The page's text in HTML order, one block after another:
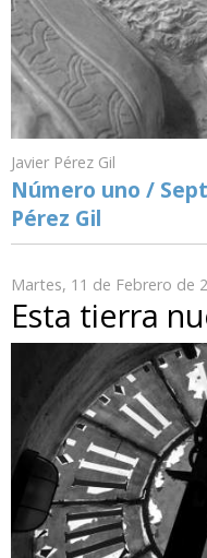
Javier Pérez Gil
Número uno /
Pérez Gil
Martes, 11 de Febrero de
Esta tierra